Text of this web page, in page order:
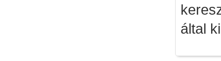
által